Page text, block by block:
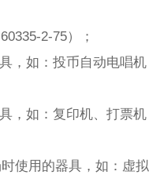
2-75）；
如：投币自动电唱机
如：复印机、打票机
用的器具，如：虚拟